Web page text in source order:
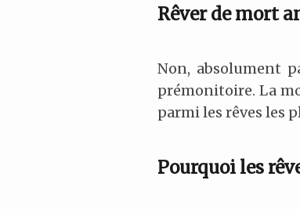
Rêver de mort
Non, absolument
prémonitoire. La
parmi les rêves les
Pourquoi les